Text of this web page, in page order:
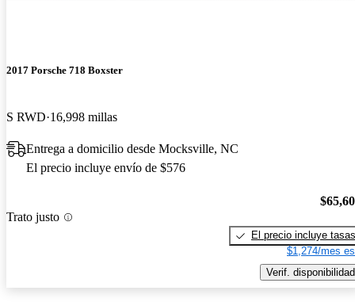
2017 Porsche 718 Boxster
S RWD 16,998 millas
Entrega a domicilio desde Mocksville, NC
El precio incluye envío de $576
Trato justo
El precio incluye tasas
$1,274/mes
Verif. disponibilidad